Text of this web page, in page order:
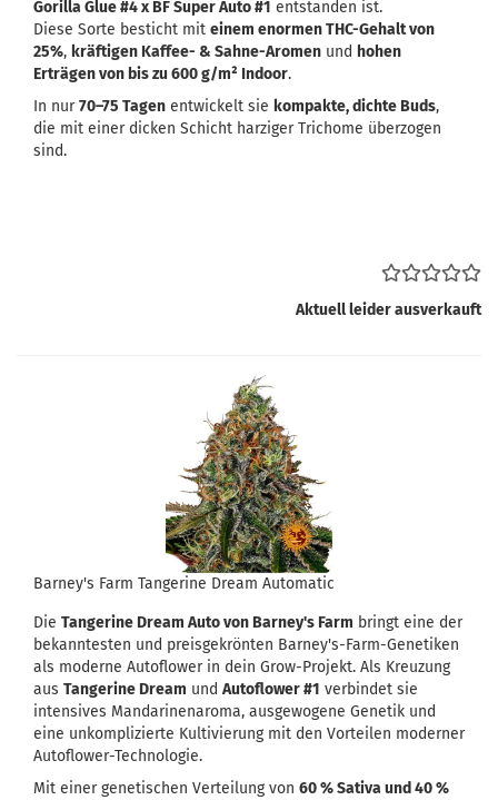
Gorilla Glue #4 x BF Super Auto #1 entstanden ist.
Diese Sorte besticht mit einem enormen THC-Gehalt von
25%, kräftigen Kaffee- & Sahne-Aromen und hohen
Erträgen von bis zu 600 g/m² Indoor.
In nur70–75 Tagen entwickelt sie kompakte, dichte Buds,
die mit einer dicken Schicht harziger Trichome überzogen
sind.
Aktuell leider ausverkauft
Barney's Farm Tangerine Dream Automatic
Die Tangerine Dream Auto von Barney's Farm bringt eine der
bekanntesten und preisgekrönten Barney's-Farm-Genetiken
als moderne Autoflower in dein Grow-Projekt. Als Kreuzung
aus Tangerine Dream und Autoflower #1 verbindet sie
intensives Mandarinenaroma, ausgewogene Genetik und
eine unkomplizierte Kultivierung mit den Vorteilen moderner
Autoflower-Technologie.
Mit einer genetischen Verteilung von 60 % Sativa und 40 %